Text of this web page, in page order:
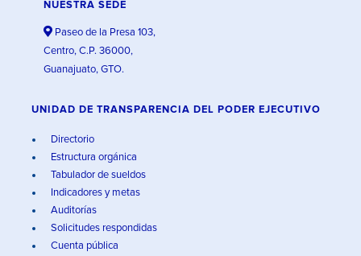
NUESTRA SEDE
Paseo de la Presa 103,
Centro, C.P. 36000,
Guanajuato, GTO.
UNIDAD DE TRANSPARENCIA DEL PODER EJECUTIVO
Directorio
Estructura orgánica
Tabulador de sueldos
Indicadores y metas
Auditorías
Solicitudes respondidas
Cuenta pública